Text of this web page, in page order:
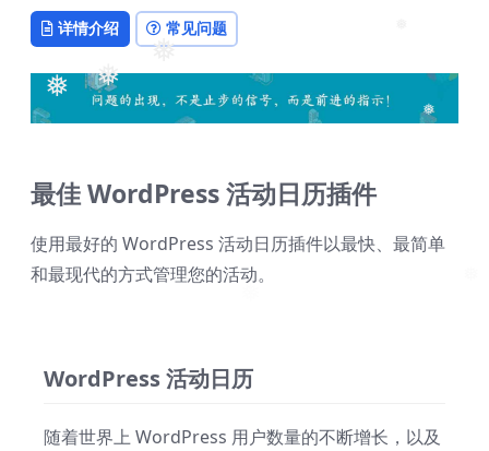
❅
❅
❅
❅
详情介绍 常见问题
最佳 WordPress 活动日历插件
使用最好的 WordPress 活动日历插件以最快、最简单
和最现代的方式管理您的活动。
WordPress 活动日历
随着世界上 WordPress 用户数量的不断增长，以及